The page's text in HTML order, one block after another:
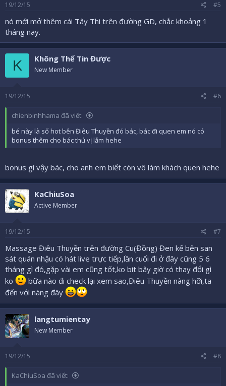
19/12/15 #5
nó mới mở thêm cái Tây Thi trên đường GD, chắc khoảng 1
tháng nay.
K Không Thể Tin Được
New Member
19/12/15 #6
chienbinhhama đã viết:
bé này là số hot bên Điêu Thuyền đó bác, bác đi quen em nó có
bonus thêm cho bác thú vị lắm hehe
bonus gì vậy bác, cho anh em biết còn vô làm khách quen hehe
KaChiuSoa
Active Member
19/12/15 #7
Massage Điêu Thuyền trên đường Cu(Đồng) Đen kế bên san
sát quán nhậu có hát live trực tiếp,lần cuối đi ở đây cũng 5 6
tháng gì đó,gặp vài em cũng tốt,ko bit bây giờ có thay đổi gì
ko
bữa nào đi check lại xem sao,Điêu Thuyền nàng hỡi,ta
đến với nàng đây
langtumientay
New Member
19/12/15 #8
KaChiuSoa đã viết: